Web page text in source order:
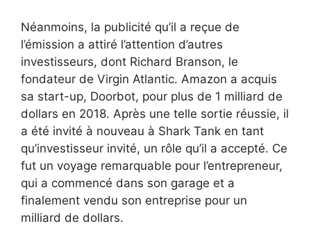
Néanmoins, la publicité qu’il a reçue de
l’émission a attiré l’attention d’autres
investisseurs, dont Richard Branson, le
fondateur de Virgin Atlantic. Amazon a acquis
sa start-up, Doorbot, pour plus de 1 milliard de
dollars en 2018. Après une telle sortie réussie, il
a été invité à nouveau à Shark Tank en tant
qu’investisseur invité, un rôle qu’il a accepté. Ce
fut un voyage remarquable pour l’entrepreneur,
qui a commencé dans son garage et a
finalement vendu son entreprise pour un
milliard de dollars.